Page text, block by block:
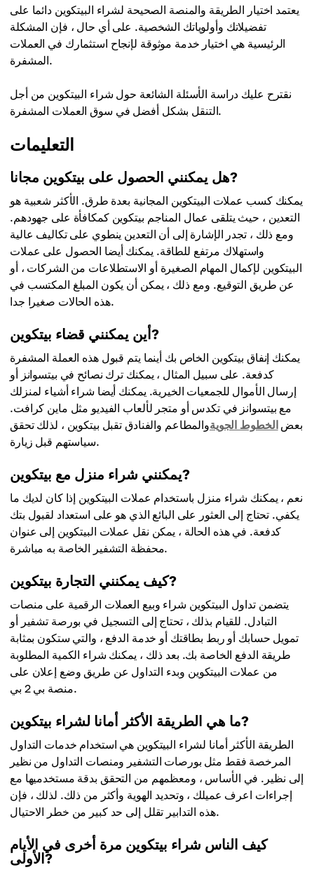
يعتمد اختيار الطريقة والمنصة الصحيحة لشراء البيتكوين دائما على
تفضيلاتك وأولوياتك الشخصية. على أي حال ، فإن المشكلة
الرئيسية هي اختيار خدمة موثوقة لإنجاح استثمارك في العملات
المشفرة.
نقترح عليك دراسة الأسئلة الشائعة حول شراء البيتكوين من أجل
التنقل بشكل أفضل في سوق العملات المشفرة.
التعليمات
هل يمكنني الحصول على بيتكوين مجانا?
يمكنك كسب عملات البيتكوين المجانية بعدة طرق. الأكثر شعبية هو
التعدين ، حيث يتلقى عمال المناجم بيتكوين كمكافأة على جهودهم.
ومع ذلك ، تجدر الإشارة إلى أن التعدين ينطوي على تكاليف عالية
واستهلاك مرتفع للطاقة. يمكنك أيضا الحصول على عملات
البيتكوين لإكمال المهام الصغيرة أو الاستطلاعات من الشركات ، أو
عن طريق التوقيع. ومع ذلك ، يمكن أن يكون المبلغ المكتسب في
هذه الحالات صغيرا جدا.
أين يمكنني قضاء بيتكوين?
يمكنك إنفاق بيتكوين الخاص بك أينما يتم قبول هذه العملة المشفرة
كدفعة. على سبيل المثال ، يمكنك ترك نصائح في بيتسوانز أو
إرسال الأموال للجمعيات الخيرية. يمكنك أيضا شراء أشياء لمنزلك
مع بيتسوانز في تكدس أو متجر لألعاب الفيديو مثل ماين كرافت.
بعض الخطوط الجويةوالمطاعم والفنادق تقبل بيتكوين ، لذلك تحقق
سياستهم قبل زيارة.
يمكنني شراء منزل مع بيتكوين?
نعم ، يمكنك شراء منزل باستخدام عملات البيتكوين إذا كان لديك ما
يكفي. تحتاج إلى العثور على البائع الذي هو على استعداد لقبول بتك
كدفعة. في هذه الحالة ، يمكن نقل عملات البيتكوين إلى عنوان
محفظة التشفير الخاصة به مباشرة.
كيف يمكنني التجارة بيتكوين?
يتضمن تداول البيتكوين شراء وبيع العملات الرقمية على منصات
التبادل. للقيام بذلك ، تحتاج إلى التسجيل في بورصة تشفير أو
تمويل حسابك أو ربط بطاقتك أو خدمة الدفع ، والتي ستكون بمثابة
طريقة الدفع الخاصة بك. بعد ذلك ، يمكنك شراء الكمية المطلوبة
من عملات البيتكوين وبدء التداول عن طريق وضع إعلان على
منصة بي 2 بي.
ما هي الطريقة الأكثر أمانا لشراء بيتكوين?
الطريقة الأكثر أمانا لشراء البيتكوين هي استخدام خدمات التداول
المرخصة فقط مثل بورصات التشفير ومنصات التداول من نظير
إلى نظير. في الأساس ، ومعظمهم من التحقق بدقة مستخدميها مع
إجراءات اعرف عميلك ، وتحديد الهوية وأكثر من ذلك. لذلك ، فإن
هذه التدابير تقلل إلى حد كبير من خطر الاحتيال.
كيف الناس شراء بيتكوين مرة أخرى في الأيام
الأولى?